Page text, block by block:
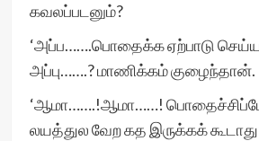
கவலப்படனும்?
‘அப்ப…….பொதைக்க ஏற்பாடு
அப்பு…….? மாணிக்கம் குழைந்தான்.
‘ஆமா…….!ஆமா……!
லயத்துல வேற கத இருக்கக்